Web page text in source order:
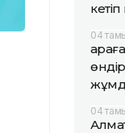
04
04